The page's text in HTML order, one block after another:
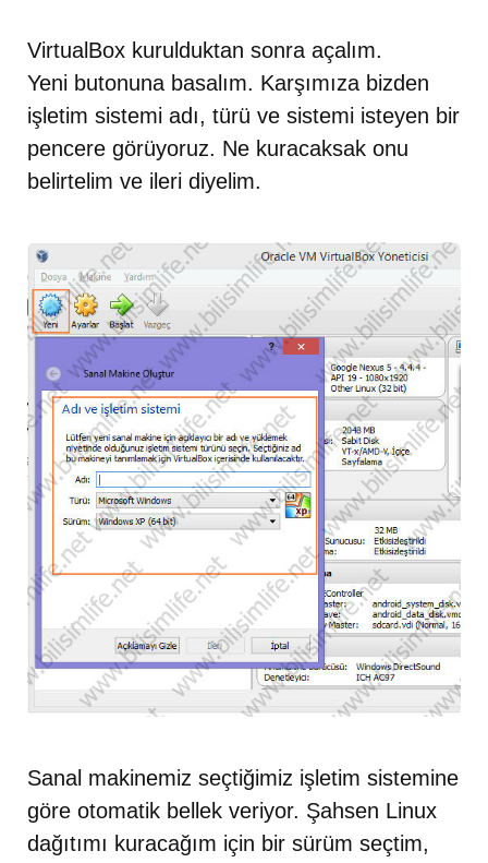
VirtualBox kurulduktan sonra açalım.
Yeni butonuna basalım. Karşımıza bizden
işletim sistemi adı, türü ve sistemi isteyen bir
pencere görüyoruz. Ne kuracaksak onu
belirtelim ve ileri diyelim.
Sanal makinemiz seçtiğimiz işletim sistemine
göre otomatik bellek veriyor. Şahsen Linux
dağıtımı kuracağım için bir sürüm seçtim,